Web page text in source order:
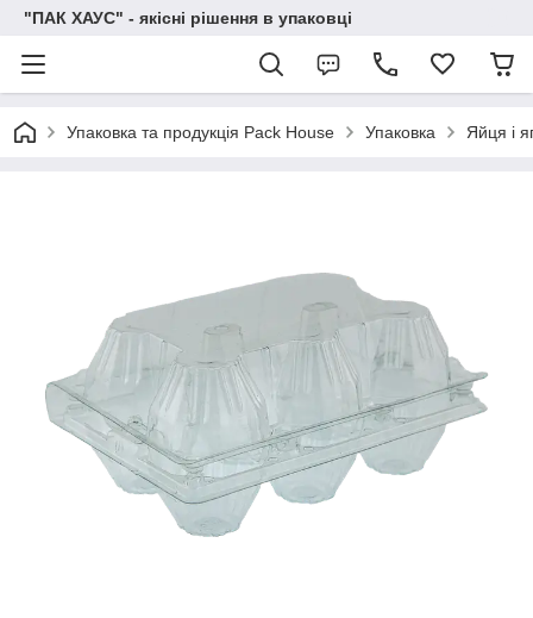
"ПАК ХАУС" - якісні рішення в упаковці
Упаковка та продукція Pack House Упаковка Яйця і